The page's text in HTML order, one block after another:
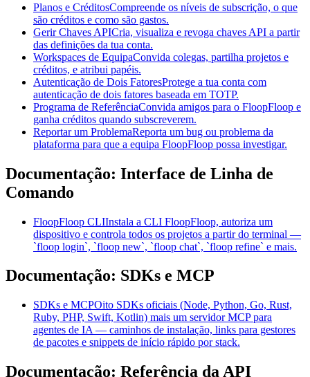
Planos e CréditosCompreende os níveis de subscrição, o que
são créditos e como são gastos.
Gerir Chaves APICria, visualiza e revoga chaves API a partir
das definições da tua conta.
Workspaces de EquipaConvida colegas, partilha projetos e
créditos, e atribui papéis.
Autenticação de Dois FatoresProtege a tua conta com
autenticação de dois fatores baseada em TOTP.
Programa de ReferênciaConvida amigos para o FloopFloop e
ganha créditos quando subscreverem.
Reportar um ProblemaReporta um bug ou problema da
plataforma para que a equipa FloopFloop possa investigar.
Documentação: Interface de Linha de
Comando
FloopFloop CLIInstala a CLI FloopFloop, autoriza um
dispositivo e controla todos os projetos a partir do terminal —
`floop login`, `floop new`, `floop chat`, `floop refine` e mais.
Documentação: SDKs e MCP
SDKs e MCPOito SDKs oficiais (Node, Python, Go, Rust,
Ruby, PHP, Swift, Kotlin) mais um servidor MCP para
agentes de IA — caminhos de instalação, links para gestores
de pacotes e snippets de início rápido por stack.
Documentação: Referência da API